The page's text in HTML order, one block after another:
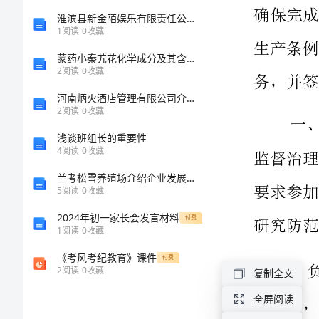
淮滨县新金陌娱乐有限责任公司介绍企业发展分析报告
1阅读 0收藏
蒙药小秦艽花化学成分及其含量测定的研究
2阅读 0收藏
河南炳火酒店管理有限公司介绍企业发展分析报告
2阅读 0收藏
浅谈班组长的重要性
4阅读 0收藏
兰考松雪养殖场介绍企业发展分析报告
5阅读 0收藏
2024年初一家长会发言材料 付费
1阅读 0收藏
《考风考纪教育》课件 付费
2阅读 0收藏
复制全文
全屏阅读